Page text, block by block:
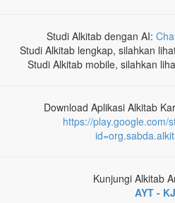
Studi Alkitab dengan AI:
Studi Alkitab lengkap, silahkan
Studi Alkitab mobile, silahkan
Download Aplikasi Alkitab
https://play.google.com/
Kunjungi Alkitab
AYT -